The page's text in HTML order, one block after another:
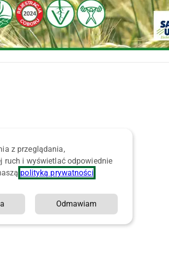
z przeglądania,
ruch i wyświetlać odpowiednie
polityką prywatności
Odmawiam